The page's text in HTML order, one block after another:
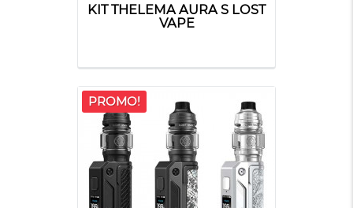
KIT THELEMA AURA S LOST
VAPE
PROMO!